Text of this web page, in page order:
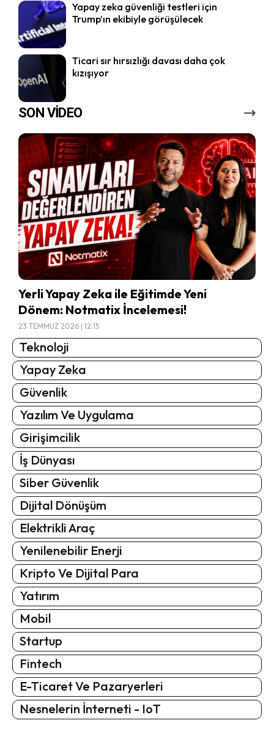
Yapay zeka güvenliği testleri için
Trump’ın ekibiyle görüşülecek
Ticari sır hırsızlığı davası daha çok
kızışıyor
SON VİDEO
Yerli Yapay Zeka ile Eğitimde Yeni
Dönem: Notmatix İncelemesi!
23 TEMMUZ 2026 | 12:15
Teknoloji
Yapay Zeka
Güvenlik
Yazılım Ve Uygulama
Girişimcilik
İş Dünyası
Siber Güvenlik
Dijital Dönüşüm
Elektrikli Araç
Yenilenebilir Enerji
Kripto Ve Dijital Para
Yatırım
Mobil
Startup
Fintech
E-Ticaret Ve Pazaryerleri
Nesnelerin İnterneti - IoT